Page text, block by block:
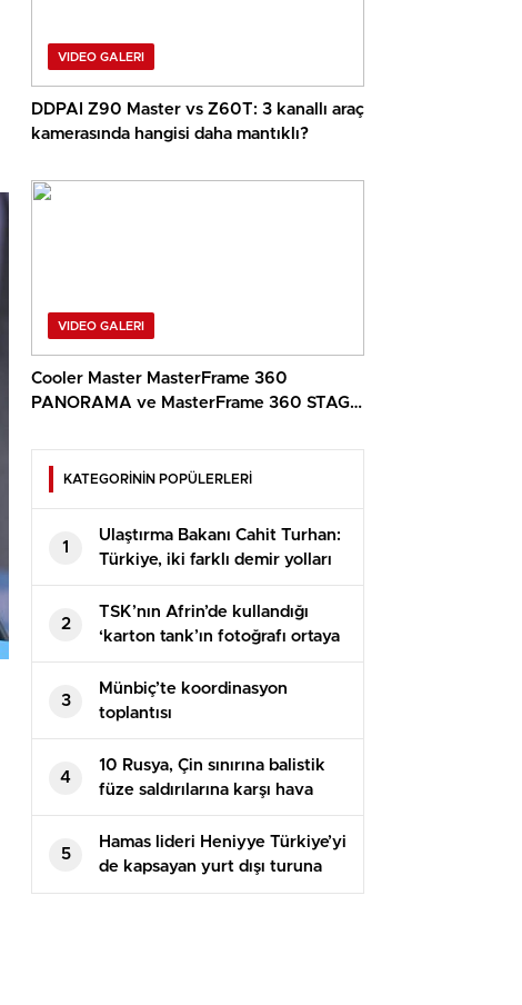
VIDEO GALERI
DDPAI Z90 Master vs Z60T: 3 kanallı araç
kamerasında hangisi daha mantıklı?
VIDEO GALERI
Cooler Master MasterFrame 360
PANORAMA ve MasterFrame 360 STAGE
KATEGORİNİN POPÜLERLERİ
1
Ulaştırma Bakanı Cahit Turhan:
Türkiye, iki farklı demir yolları
İle AB’ye bağlanacağını açıkladı
2
TSK’nın Afrin’de kullandığı
‘karton tank’ın fotoğrafı ortaya
çıktı
3
Münbiç’te koordinasyon
toplantısı
4
10 Rusya, Çin sınırına balistik
füze saldırılarına karşı hava
savunma sistemleri kurdu
5
Hamas lideri Heniyye Türkiye’yi
de kapsayan yurt dışı turuna
çıkıyor